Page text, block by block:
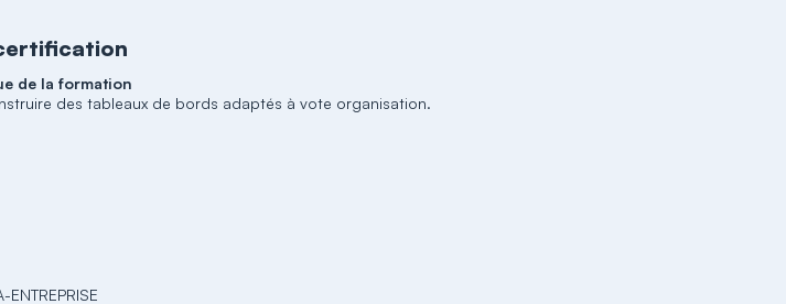
de la formation
des tableaux de bords adaptés à vote organisation.
ENTREPRISE